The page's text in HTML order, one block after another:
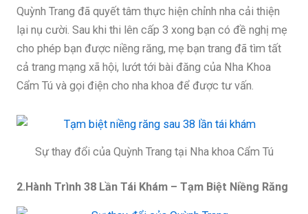
Quỳnh Trang đã quyết tâm thực hiện chỉnh nha cải thiện
lại nụ cười. Sau khi thi lên cấp 3 xong bạn có đề nghị mẹ
cho phép bạn được niềng răng, mẹ bạn trang đã tìm tất
cả trang mạng xã hội, lướt tới bài đăng của Nha Khoa
Cẩm Tú và gọi điện cho nha khoa để được tư vấn.
Sự thay đổi của Quỳnh Trang tại Nha khoa Cẩm Tú
2.Hành Trình 38 Lần Tái Khám – Tạm Biệt Niềng Răng